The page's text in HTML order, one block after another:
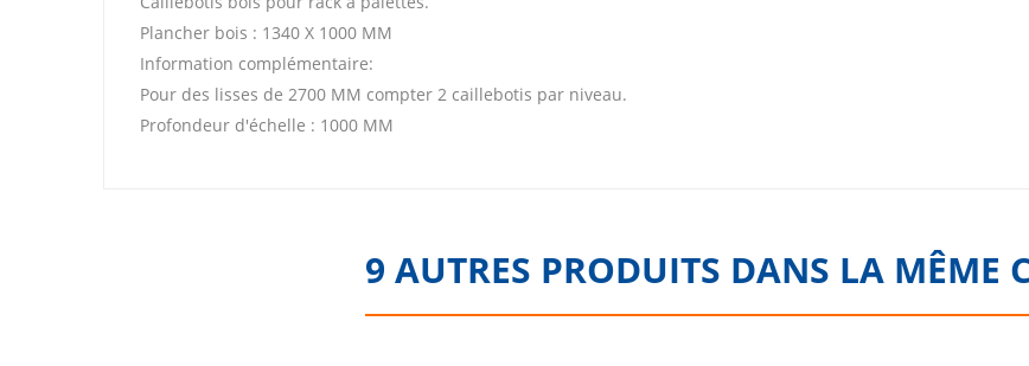
Plancher bois : 1340 X 1000 MM
Information complémentaire:
Pour des lisses de 2700 MM compter 2 caillebotis par niveau.
Profondeur d'échelle : 1000 MM
9 AUTRES PRODUITS DANS LA MÊME